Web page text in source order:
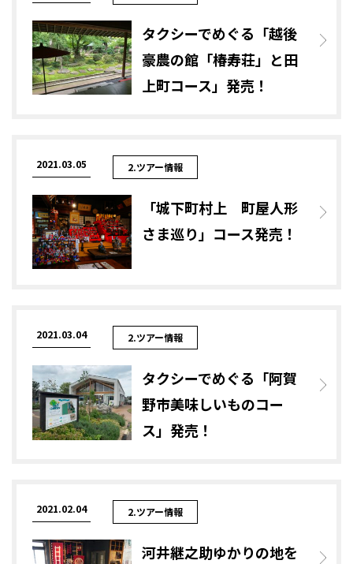
タクシーでめぐる「越後
豪農の館「椿寿荘」と田
上町コース」発売！
2021.03.05 2.ツアー情報
「城下町村上 町屋人形
さま巡り」コース発売！
2021.03.04 2.ツアー情報
タクシーでめぐる「阿賀
野市美味しいものコー
ス」発売！
2021.02.04 2.ツアー情報
河井継之助ゆかりの地を